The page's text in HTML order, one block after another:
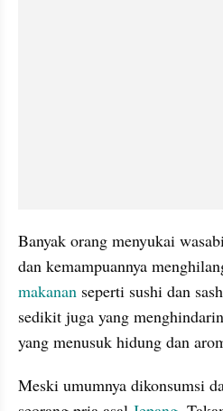
Banyak orang menyukai
makanan seperti sushi dan
sedikit juga yang
yang menusuk hidung dan
Meski umumnya dikonsumsi